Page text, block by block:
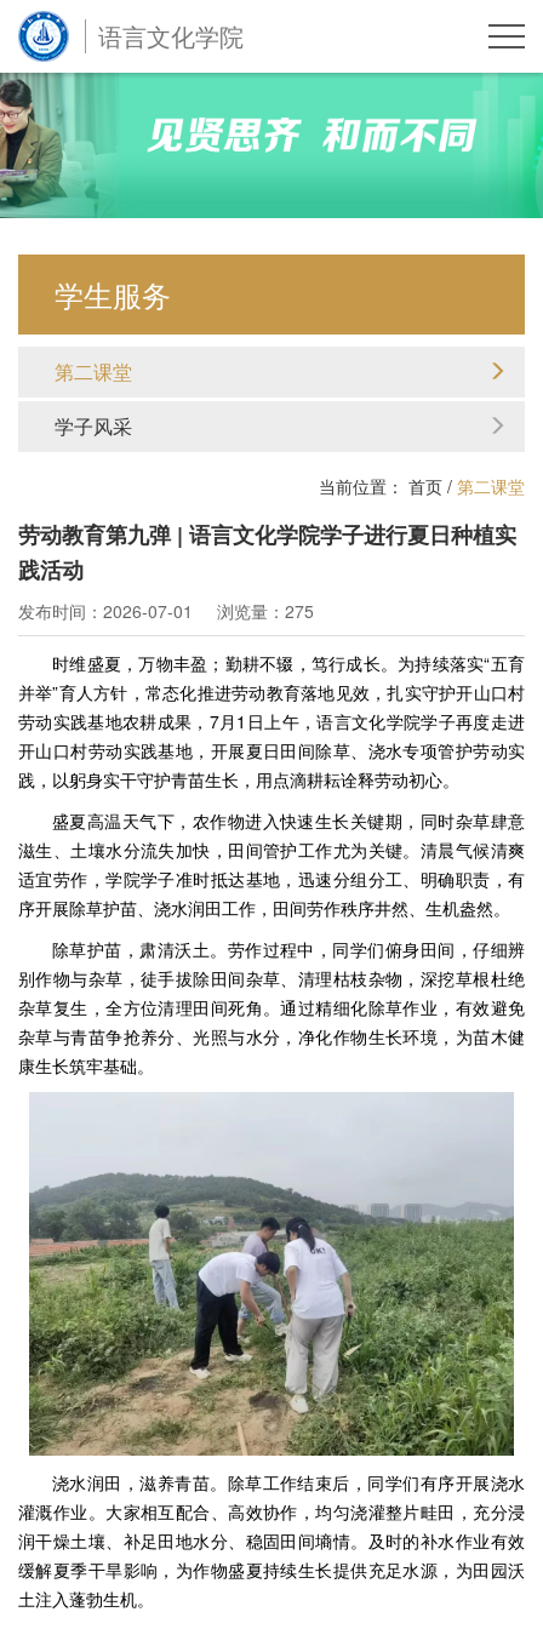
语言文化学院
学生服务
第二课堂
学子风采
当前位置： 首页 / 第二课堂
劳动教育第九弹 | 语言文化学院学子进行夏日种植实
践活动
发布时间：2026-07-01 浏览量：275
时维盛夏，万物丰盈；勤耕不辍，笃行成长。为持续落实“五育
并举”育人方针，常态化推进劳动教育落地见效，扎实守护开山口村
劳动实践基地农耕成果，7月1日上午，语言文化学院学子再度走进
开山口村劳动实践基地，开展夏日田间除草、浇水专项管护劳动实
践，以躬身实干守护青苗生长，用点滴耕耘诠释劳动初心。
盛夏高温天气下，农作物进入快速生长关键期，同时杂草肆意
滋生、土壤水分流失加快，田间管护工作尤为关键。清晨气候清爽
适宜劳作，学院学子准时抵达基地，迅速分组分工、明确职责，有
序开展除草护苗、浇水润田工作，田间劳作秩序井然、生机盎然。
除草护苗，肃清沃土。劳作过程中，同学们俯身田间，仔细辨
别作物与杂草，徒手拔除田间杂草、清理枯枝杂物，深挖草根杜绝
杂草复生，全方位清理田间死角。通过精细化除草作业，有效避免
杂草与青苗争抢养分、光照与水分，净化作物生长环境，为苗木健
康生长筑牢基础。
浇水润田，滋养青苗。除草工作结束后，同学们有序开展浇水
灌溉作业。大家相互配合、高效协作，均匀浇灌整片畦田，充分浸
润干燥土壤、补足田地水分、稳固田间墒情。及时的补水作业有效
缓解夏季干旱影响，为作物盛夏持续生长提供充足水源，为田园沃
土注入蓬勃生机。